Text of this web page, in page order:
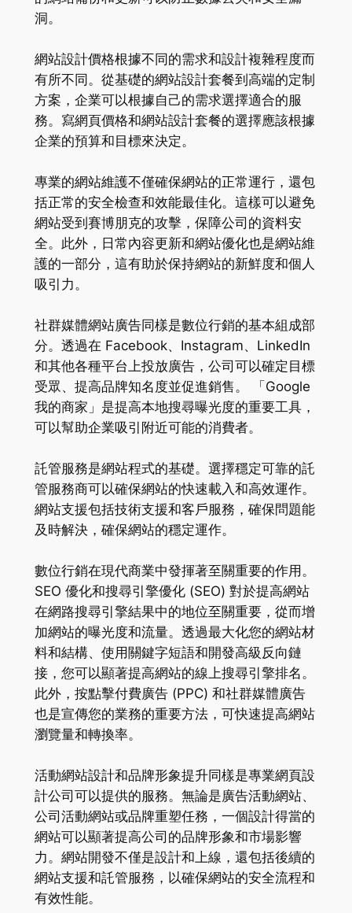
洞。
網站設計價格根據不同的需求和設計複雜程度而
有所不同。從基礎的網站設計套餐到高端的定制
方案，企業可以根據自己的需求選擇適合的服
務。寫網頁價格和網站設計套餐的選擇應該根據
企業的預算和目標來決定。
專業的網站維護不僅確保網站的正常運行，還包
括正常的安全檢查和效能最佳化。這樣可以避免
網站受到賽博朋克的攻擊，保障公司的資料安
全。此外，日常內容更新和網站優化也是網站維
護的一部分，這有助於保持網站的新鮮度和個人
吸引力。
社群媒體網站廣告同樣是數位行銷的基本組成部
分。透過在 Facebook、Instagram、LinkedIn
和其他各種平台上投放廣告，公司可以確定目標
受眾、提高品牌知名度並促進銷售。 「Google
我的商家」是提高本地搜尋曝光度的重要工具，
可以幫助企業吸引附近可能的消費者。
託管服務是網站程式的基礎。選擇穩定可靠的託
管服務商可以確保網站的快速載入和高效運作。
網站支援包括技術支援和客戶服務，確保問題能
及時解決，確保網站的穩定運作。
數位行銷在現代商業中發揮著至關重要的作用。
SEO 優化和搜尋引擎優化 (SEO) 對於提高網站
在網路搜尋引擎結果中的地位至關重要，從而增
加網站的曝光度和流量。透過最大化您的網站材
料和結構、使用關鍵字短語和開發高級反向鏈
接，您可以顯著提高網站的線上搜尋引擎排名。
此外，按點擊付費廣告 (PPC) 和社群媒體廣告
也是宣傳您的業務的重要方法，可快速提高網站
瀏覽量和轉換率。
活動網站設計和品牌形象提升同樣是專業網頁設
計公司可以提供的服務。無論是廣告活動網站、
公司活動網站或品牌重塑任務，一個設計得當的
網站可以顯著提高公司的品牌形象和市場影響
力。網站開發不僅是設計和上線，還包括後續的
網站支援和託管服務，以確保網站的安全流程和
有效性能。